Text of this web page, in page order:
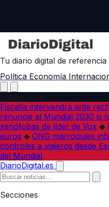
Tu diario digital de referencia
Política Economía
Fiscalía intervendrá ante
renuncie al Mundial 2030 si
xenófobas de líder de Vox ◆
euros ◆ ONG marroquíes
controles a viajeros desde
del Mundial
DiarioDigital.es
Secciones